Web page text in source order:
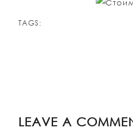
TAGS:
LEAVE A